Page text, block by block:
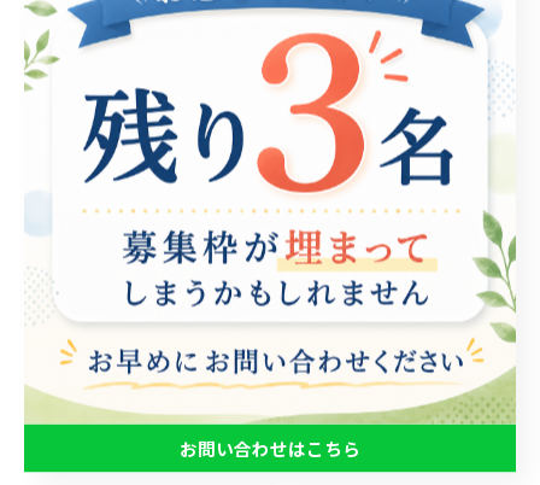
テーマは、支援を受けた人々の実際の成功事例に焦点を
当てます。これまでの支援プログラムを通じて、自己の
スキルを磨いたり、自信を持って職場で働けるようにな
った人々のストーリーを紹介します。たとえば、ある参
加者は、基礎的なパソコンスキルを習得し、今では地域
の企業で事務職として活躍しています。支援団体のトレ
ーナーは、個々のニーズに応じたカスタマイズプログラ
ムを提供し、実践的な課題を通じて日々の業務に役立つ
スキルを習得できるようサポートしています。これらの
成功事例は、中川区における支援の重要性を再認識させ
てくれるものであり、今後もさらなる支援が求められま
す。皆様もこのブログを通じて、パソコンスキルを身に
つけることに挑戦してみませんか？
お問い合わせはこちら